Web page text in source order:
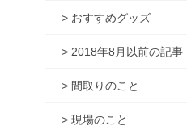
> おすすめグッズ
> 2018年8月以前の記事
> 間取りのこと
> 現場のこと